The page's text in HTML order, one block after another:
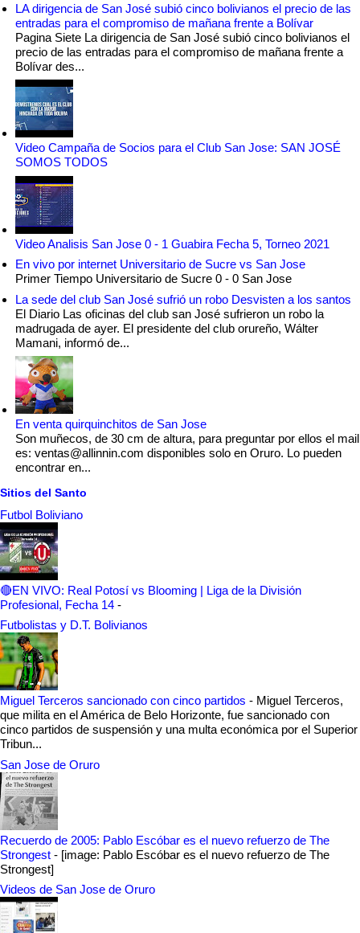
LA dirigencia de San José subió cinco bolivianos el precio de las
entradas para el compromiso de mañana frente a Bolívar
Pagina Siete La dirigencia de San José subió cinco bolivianos el
precio de las entradas para el compromiso de mañana frente a
Bolívar des...
Video Campaña de Socios para el Club San Jose: SAN JOSÉ
SOMOS TODOS
Video Analisis San Jose 0 - 1 Guabira Fecha 5, Torneo 2021
En vivo por internet Universitario de Sucre vs San Jose
Primer Tiempo Universitario de Sucre 0 - 0 San Jose
La sede del club San José sufrió un robo Desvisten a los santos
El Diario Las oficinas del club san José sufrieron un robo la
madrugada de ayer. El presidente del club orureño, Wálter
Mamani, informó de...
En venta quirquinchitos de San Jose
Son muñecos, de 30 cm de altura, para preguntar por ellos el mail
es: ventas@allinnin.com disponibles solo en Oruro. Lo pueden
encontrar en...
Sitios del Santo
Futbol Boliviano
🔴EN VIVO: Real Potosí vs Blooming | Liga de la División
Profesional, Fecha 14 -
Futbolistas y D.T. Bolivianos
Miguel Terceros sancionado con cinco partidos - Miguel Terceros,
que milita en el América de Belo Horizonte, fue sancionado con
cinco partidos de suspensión y una multa económica por el Superior
Tribun...
San Jose de Oruro
Recuerdo de 2005: Pablo Escóbar es el nuevo refuerzo de The
Strongest - [image: Pablo Escóbar es el nuevo refuerzo de The
Strongest]
Videos de San Jose de Oruro